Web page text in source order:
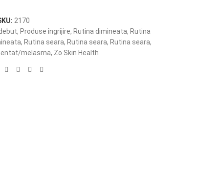
2170
, Produse îngrijire, Rutina dimineata, Rutina
, Rutina seara, Rutina seara, Rutina seara,
melasma, Zo Skin Health